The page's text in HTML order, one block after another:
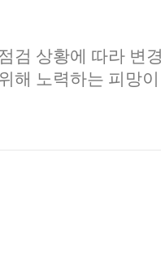
검 상황에 따라 변
해 노력하는 피망